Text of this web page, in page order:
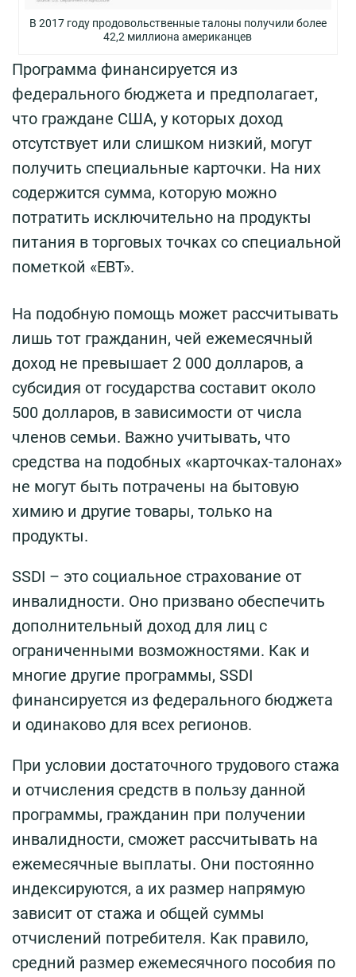
В 2017 году продовольственные талоны получили более
42,2 миллиона американцев
Программа финансируется из
федерального бюджета и предполагает,
что граждане США, у которых доход
отсутствует или слишком низкий, могут
получить специальные карточки. На них
содержится сумма, которую можно
потратить исключительно на продукты
питания в торговых точках со специальной
пометкой «EBT».
На подобную помощь может рассчитывать
лишь тот гражданин, чей ежемесячный
доход не превышает 2 000 долларов, а
субсидия от государства составит около
500 долларов, в зависимости от числа
членов семьи. Важно учитывать, что
средства на подобных «карточках-талонах»
не могут быть потрачены на бытовую
химию и другие товары, только на
продукты.
SSDI – это социальное страхование от
инвалидности. Оно призвано обеспечить
дополнительный доход для лиц с
ограниченными возможностями. Как и
многие другие программы, SSDI
финансируется из федерального бюджета
и одинаково для всех регионов.
При условии достаточного трудового стажа
и отчисления средств в пользу данной
программы, гражданин при получении
инвалидности, сможет рассчитывать на
ежемесячные выплаты. Они постоянно
индексируются, а их размер напрямую
зависит от стажа и общей суммы
отчислений потребителя. Как правило,
средний размер ежемесячного пособия по